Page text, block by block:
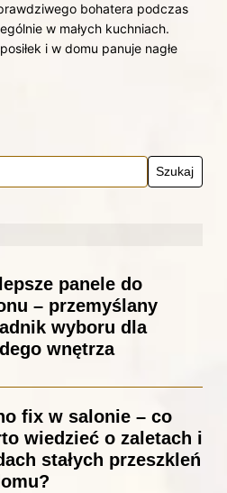
bohatera podczas
w małych kuchniach.
i w domu panuje nagłe
panele do
– przemyślany
wyboru dla
wnętrza
fix w salonie – co
wiedzieć o zaletach i
stałych przeszkleń